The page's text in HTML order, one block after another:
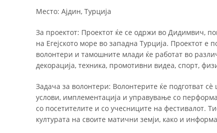
Место: Ајдин, Турција
За проектот: Проектот ќе се одржи во Дидимвич,
на Егејското море во западна Турција. Проектот е
волонтери и тамошните млади ќе работат во
декорација, техника, промотивни видеа, спорт,
Задача за волонтери: Волонтерите ќе подготват
услови, имплементација и управување со
со посетителите и со учесниците на фестивалот.
културата на своите матични земји, како и